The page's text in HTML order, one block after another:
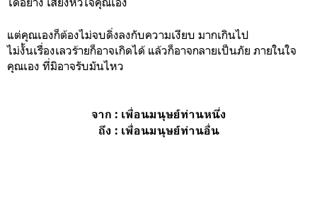
แต่คุณเองก็ต้องไม่จบดิ่งลงกับความเงียบ มากเกินไป
ไม่งั้นเรื่องเลวร้ายก็อาจเกิดได้ แล้วก็อาจกลายเป็นภัย ภายในใจ
คุณเอง ที่มิอาจรับมันไหว
จาก : เพื่อนมนุษย์ท่านหนึ่ง
ถึง : เพื่อนมนุษย์ท่านอื่น